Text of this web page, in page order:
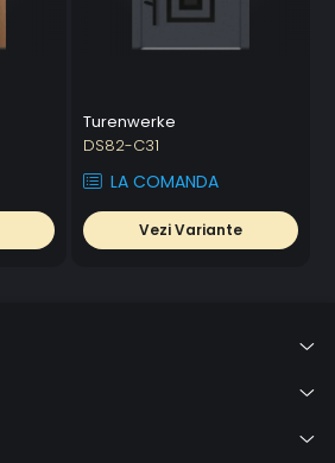
Turenwerke
DS82-C31
LA COMANDA
Vezi Variante